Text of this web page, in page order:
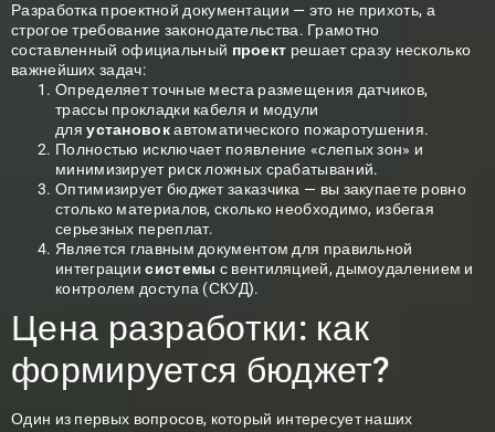
Разработка проектной документации — это не прихоть, а
строгое требование законодательства. Грамотно
составленный официальный проект решает сразу несколько
важнейших задач:
Определяет точные места размещения датчиков,
трассы прокладки кабеля и модули
дляустановокавтоматического пожаротушения.
Полностью исключает появление «слепых зон» и
минимизирует риск ложных срабатываний.
Оптимизирует бюджет заказчика — вы закупаете ровно
столько материалов, сколько необходимо, избегая
серьезных переплат.
Является главным документом для правильной
интеграциисистемы с вентиляцией, дымоудалением и
контролем доступа (СКУД).
Цена разработки: как
формируется бюджет?
Один из первых вопросов, который интересует наших